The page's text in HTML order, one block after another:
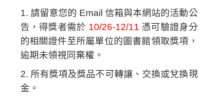
1. 請留意您的 Email 信箱與本網站的活動公
告，得獎者需於 10/26-12/11 憑可驗證身分
的相關證件至所屬單位的圖書館領取獎項，
逾期未領視同棄權。
2. 所有獎項及獎品不可轉讓、交換或兌換現
金。